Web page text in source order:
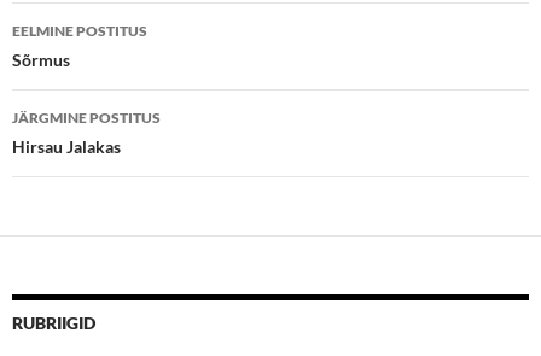
p
n
i
n
n
e
w
w
o
O
s
i
n
n
e
w
d
Postituste
töölaud
EELMINE POSTITUS
Sõrmus
JÄRGMINE POSTITUS
Hirsau Jalakas
RUBRIIGID